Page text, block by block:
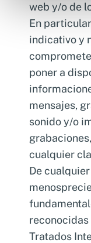
web y/o de
En
indicativo y
poner a
mensajes,
sonido y/o
cualquier
De
Tratados